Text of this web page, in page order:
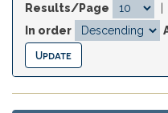
Results/Page
In order